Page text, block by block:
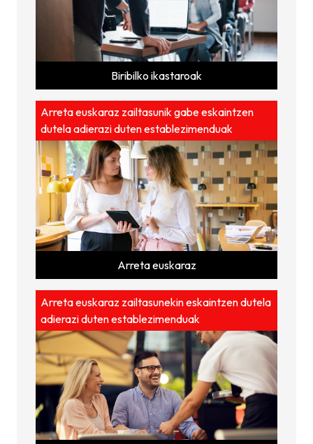
Biribilko ikastaroak
Arreta euskaraz zailtasunik gabe eskaintzen
dutela adierazi duten establezimenduak
Arreta euskaraz
Arreta euskaraz zailtasunekin eskaintzen dutela
adierazi duten establezimenduak